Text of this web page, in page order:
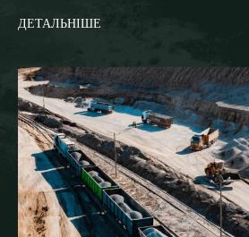
ДЕТАЛЬНІШЕ